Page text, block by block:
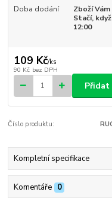
Doba dodání
Zboží
Stačí,
12:00
109 Kč/ks
90 Kč bez DPH
Přidat
Číslo produktu:
Kompletní specifikace
Komentáře 0